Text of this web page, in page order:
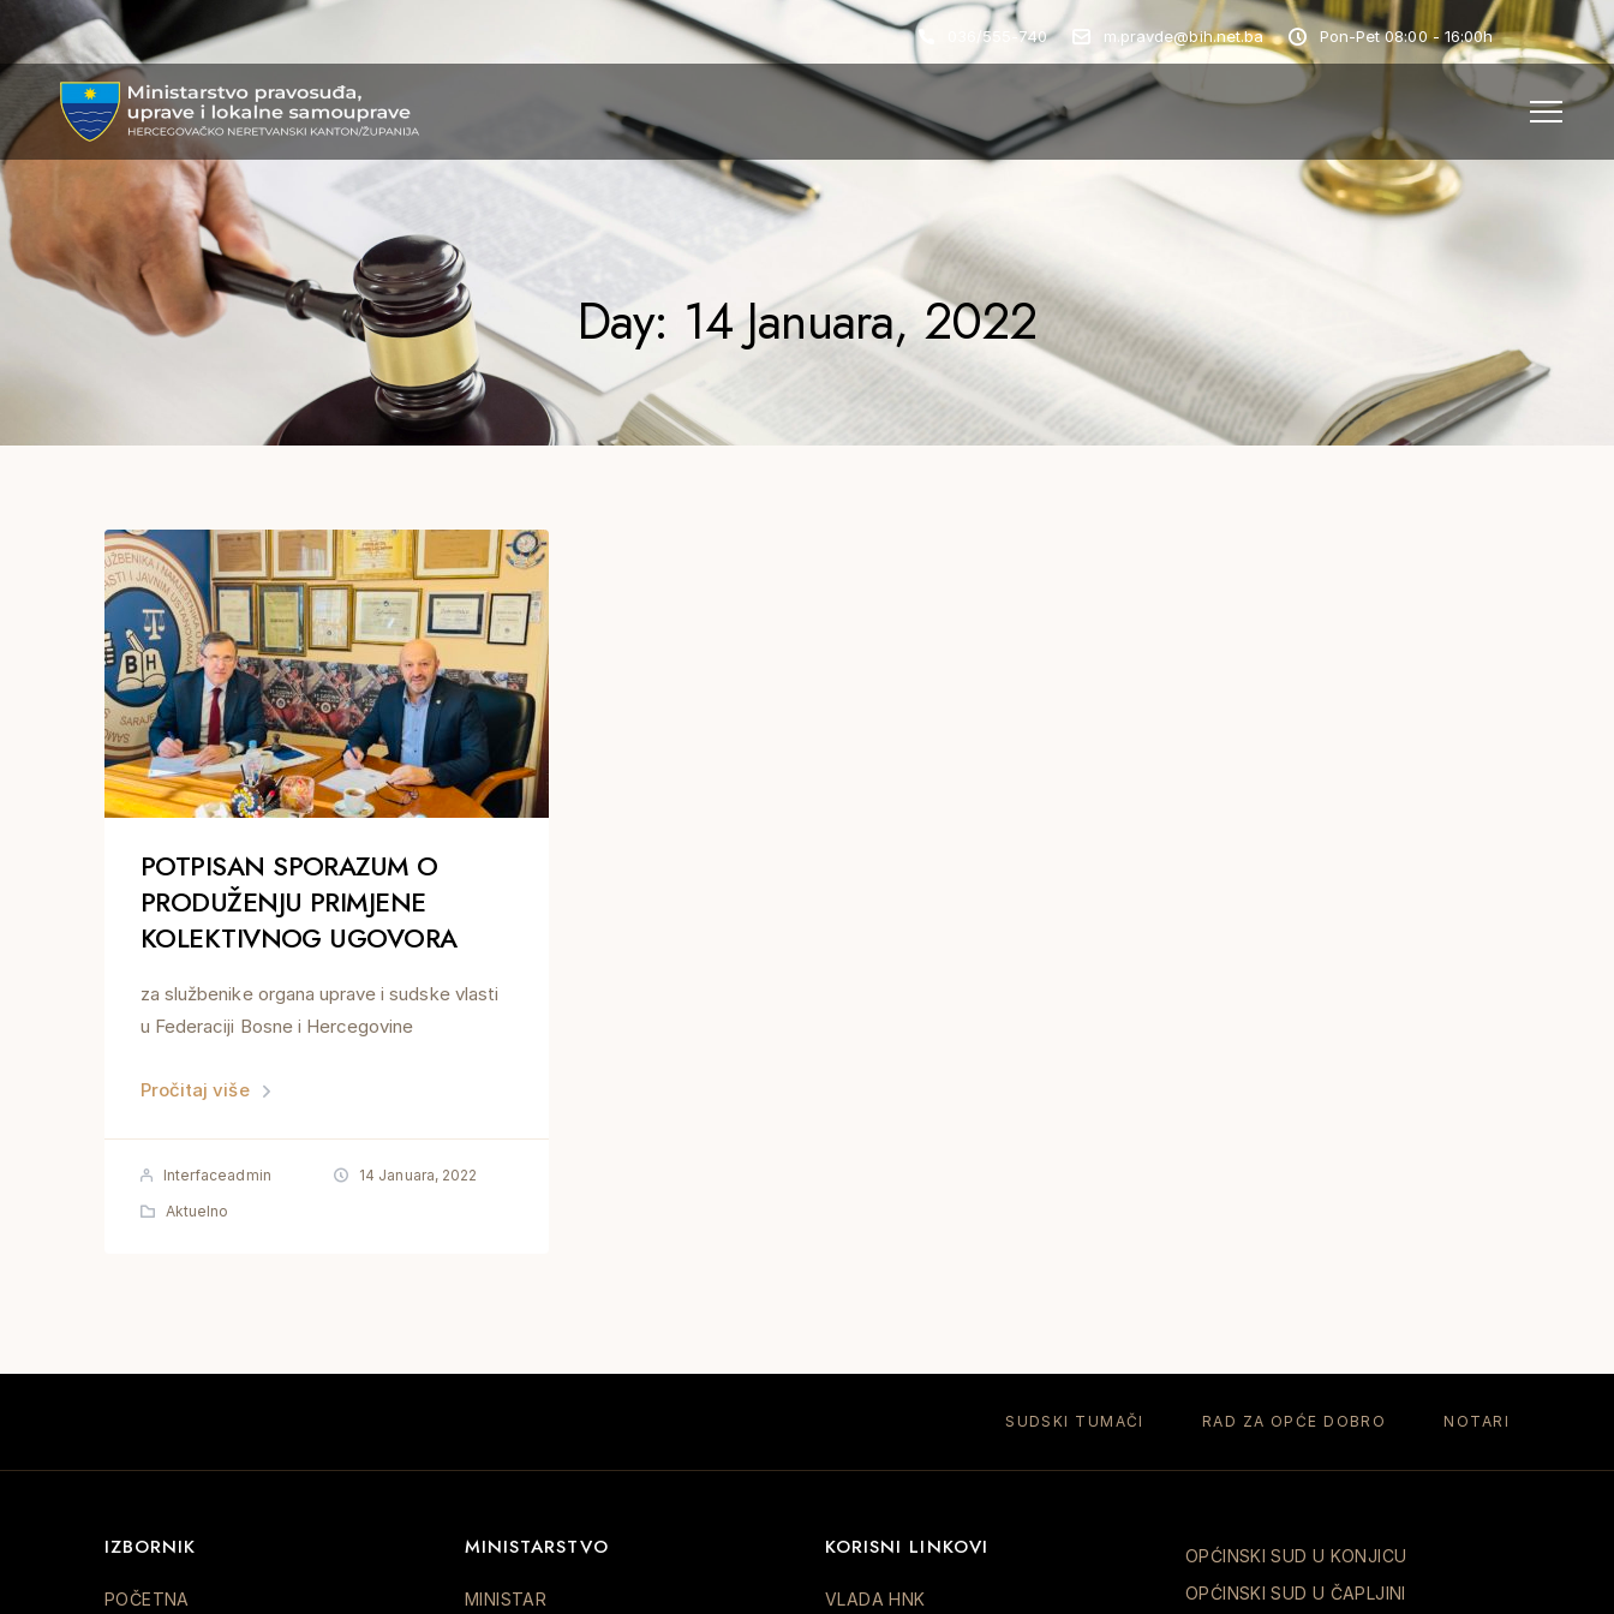
036/555-740 m.pravde@bih.net.ba Pon-Pet 08:00 - 16:00h
MPULS
HNK
Day: 14 Januara, 2022
POTPISAN SPORAZUM O
PRODUŽENJU PRIMJENE
KOLEKTIVNOG UGOVORA
za službenike organa uprave i sudske vlasti
u Federaciji Bosne i Hercegovine
Pročitaj više
Interfaceadmin
14 Januara, 2022
Aktuelno
SUDSKI TUMAČI RAD ZA OPĆE DOBRO NOTARI
IZBORNIK
POČETNA
MINISTARSTVO
MINISTAR
KORISNI LINKOVI
VLADA HNK
OPĆINSKI SUD U KONJICU
OPĆINSKI SUD U ČAPLJINI